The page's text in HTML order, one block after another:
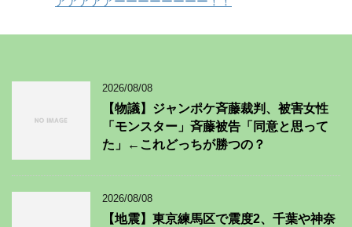
2026/08/08
【物議】ジャンポケ斉藤裁判、被害女性
「モンスター」斉藤被告「同意と思って
た」←これどっちが勝つの？
2026/08/08
【地震】東京練馬区で震度2、千葉や神奈